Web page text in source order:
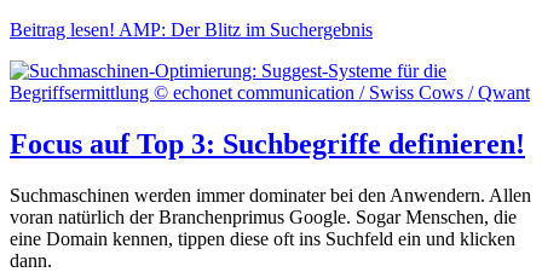
Beitrag lesen! AMP: Der Blitz im Suchergebnis
Focus auf Top 3: Suchbegriffe definieren!
Suchmaschinen werden immer dominater bei den Anwendern. Allen
voran natürlich der Branchenprimus Google. Sogar Menschen, die
eine Domain kennen, tippen diese oft ins Suchfeld ein und klicken
dann.